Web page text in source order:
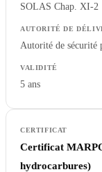
SOLAS Chap. XI-2
Autorité de sécurité
5 ans
Certificat
hydrocarbures)